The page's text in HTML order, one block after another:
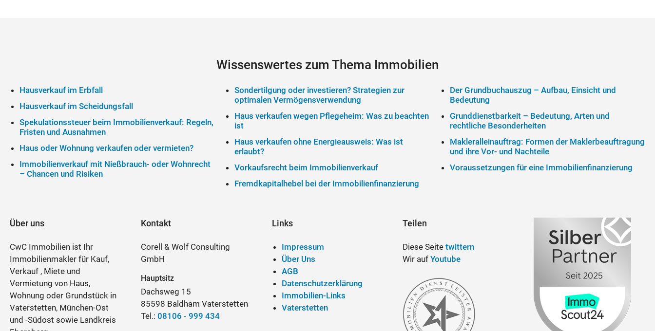
Wissenswertes zum Thema Immobilien
Hausverkauf im Erbfall
Hausverkauf im Scheidungsfall
Spekulationssteuer beim Immobilienverkauf: Regeln,
Fristen und Ausnahmen
Haus oder Wohnung verkaufen oder vermieten?
Immobilienverkauf mit Nießbrauch- oder Wohnrecht
– Chancen und Risiken
Sondertilgung oder investieren? Strategien zur
optimalen Vermögensverwendung
Haus verkaufen wegen Pflegeheim: Was zu beachten
ist
Haus verkaufen ohne Energieausweis: Was ist
erlaubt?
Vorkaufsrecht beim Immobilienverkauf
Fremdkapitalhebel bei der Immobilienfinanzierung
Der Grundbuchauszug – Aufbau, Einsicht und
Bedeutung
Grunddienstbarkeit – Bedeutung, Arten und
rechtliche Besonderheiten
Makleralleinauftrag: Formen der Maklerbeauftragung
und ihre Vor- und Nachteile
Voraussetzungen für eine Immobilienfinanzierung
Über uns
CwC Immobilien ist Ihr
Immobilienmakler für Kauf,
Verkauf , Miete und
Vermietung von Haus,
Wohnung oder Grundstück in
Vaterstetten, München-Ost
und -Südost sowie Landkreis
Kontakt
Corell & Wolf Consulting
GmbH
Hauptsitz
Dachsweg 15
85598 Baldham Vaterstetten
Tel.: 08106 - 999 434
Links
Impressum
Über Uns
AGB
Datenschutzerklärung
Immobilien-Links
Vaterstetten
Teilen
Diese Seitetwittern
Wir aufYoutube